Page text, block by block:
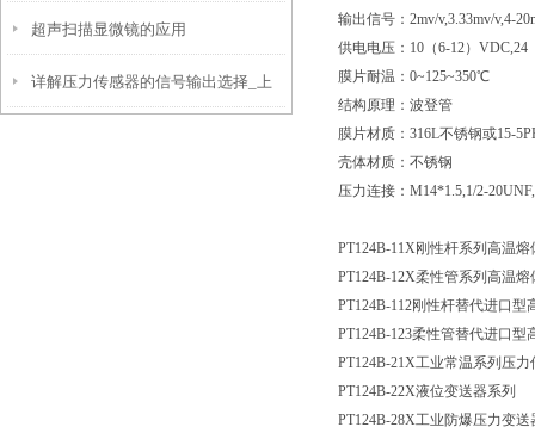
和基本特性
超声扫描显微镜的应用
详解压力传感器的信号输出选择_上
输出信号： 2mv/v,3.33mv/v,4-
供电电压： 10（6-12）VDC,24
膜片耐温： 0~125~350℃
结构原理：波登管
膜片材质： 316L不锈钢或15-
壳体材质：不锈钢
压力连接： M14*1.5,1/2-
PT124B-11X刚性杆系列高温
PT124B-12X柔性管系列高温
PT124B-112刚性杆替代进口型
PT124B-123柔性管替代进口型
PT124B-21X工业常温系列压力
PT124B-22X液位变送器系列
PT124B-28X工业防爆压力变送